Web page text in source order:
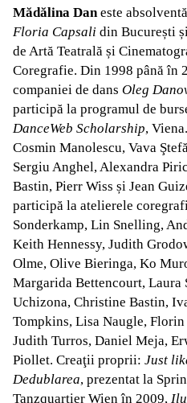
Mădălina Dan este
Floria Capsali din București
de Artă Teatrală și
Coregrafie. Din 1998 până în
companiei de dans Oleg
participă la programul de
DanceWeb Scholarship,
Cosmin Manolescu, Vava
Sergiu Anghel, Alexandra
Bastin, Pierr Wiss și Jean
participă la atelierele
Sonderkamp, Lin Snelling,
Keith Hennessy, Judith
Olme, Olive Bieringa, Ko
Margarida Bettencourt, Laura
Uchizona, Christine Bastin,
Tompkins, Lisa Naugle,
Judith Turros, Daniel Meja,
Piollet. Creaţii proprii: Just
Dedublarea, prezentat la
Tanzquartier Wien în 2009,